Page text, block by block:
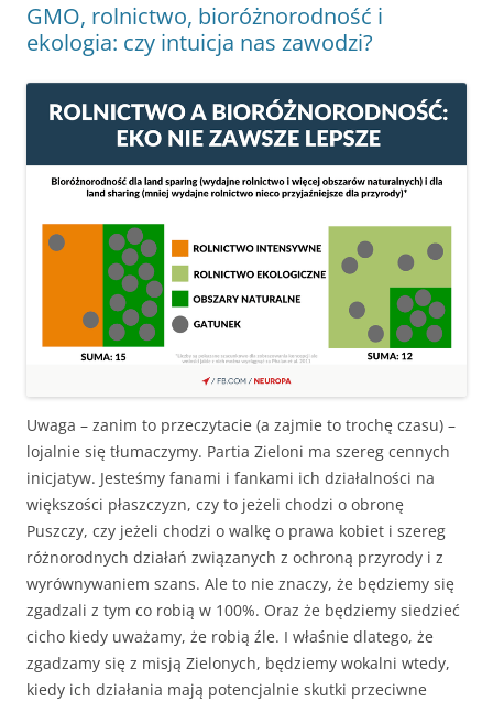
GMO, rolnictwo, bioróżnorodność i
ekologia: czy intuicja nas zawodzi?
Uwaga – zanim to przeczytacie (a zajmie to trochę czasu) –
lojalnie się tłumaczymy. Partia Zieloni ma szereg cennych
inicjatyw. Jesteśmy fanami i fankami ich działalności na
większości płaszczyzn, czy to jeżeli chodzi o obronę
Puszczy, czy jeżeli chodzi o walkę o prawa kobiet i szereg
różnorodnych działań związanych z ochroną przyrody i z
wyrównywaniem szans. Ale to nie znaczy, że będziemy się
zgadzali z tym co robią w 100%. Oraz że będziemy siedzieć
cicho kiedy uważamy, że robią źle. I właśnie dlatego, że
zgadzamy się z misją Zielonych, będziemy wokalni wtedy,
kiedy ich działania mają potencjalnie skutki przeciwne